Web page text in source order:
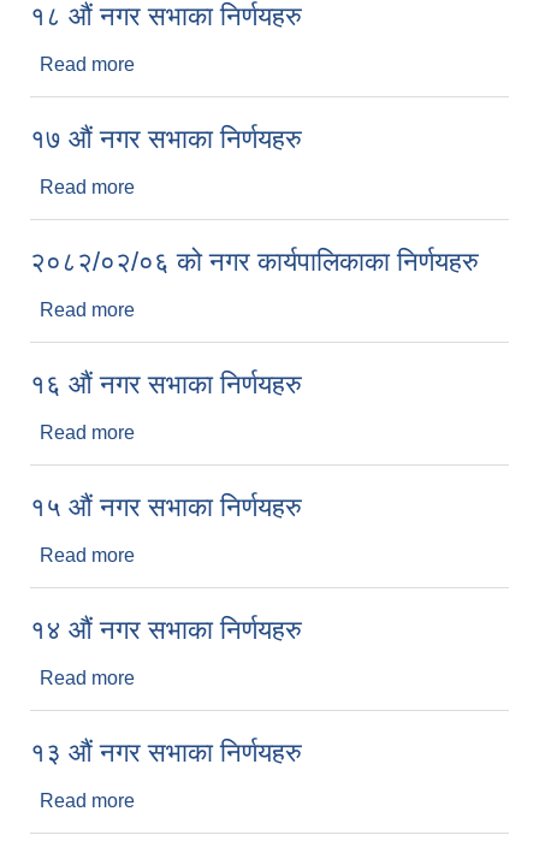
१८ औं नगर सभाका निर्णयहरु
Read more
१७ औं नगर सभाका निर्णयहरु
Read more
२०८२/०२/०६ को नगर कार्यपालिकाका निर्णयहरु
Read more
१६ औं नगर सभाका निर्णयहरु
Read more
१५ औं नगर सभाका निर्णयहरु
Read more
१४ औं नगर सभाका निर्णयहरु
Read more
१३ औं नगर सभाका निर्णयहरु
Read more